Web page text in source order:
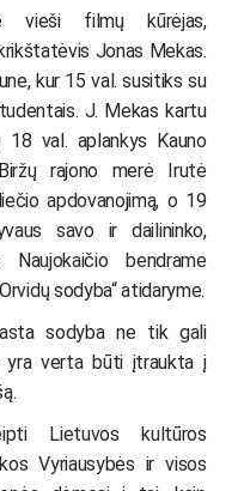
vieši filmų kūrėjas,
Jonas Mekas.
kur 15 val. susitiks su
J. Mekas kartu
val. aplankys Kauno
rajono merė Irutė
apdovanojimą, o 19
savo ir dailininko,
bendrame
sodyba“ atidaryme.
sodyba ne tik gali
yra verta būti įtraukta į
Lietuvos kultūros
Vyriausybės ir visos